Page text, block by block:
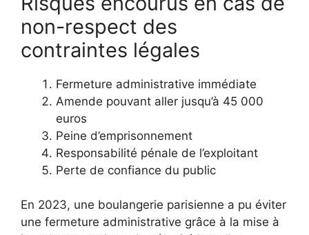
non-respect des
contraintes légales
Fermeture administrative immédiate
Amende pouvant aller jusqu’à 45 000
euros
Peine d’emprisonnement
Responsabilité pénale de l’exploitant
Perte de confiance du public
En 2023, une boulangerie parisienne a pu éviter
une fermeture administrative grâce à la mise à